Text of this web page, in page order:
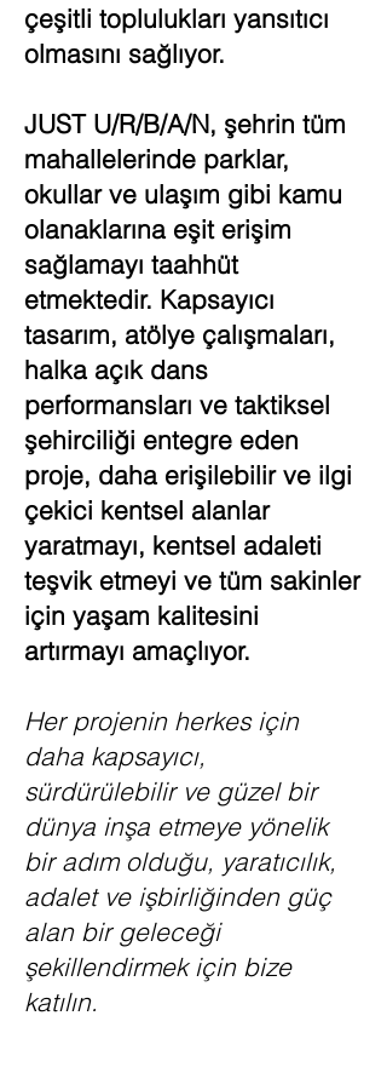
çeşitli toplulukları yansıtıcı
olmasını sağlıyor.
JUST U/R/B/A/N, şehrin tüm
mahallelerinde parklar,
okullar ve ulaşım gibi kamu
olanaklarına eşit erişim
sağlamayı taahhüt
etmektedir. Kapsayıcı
tasarım, atölye çalışmaları,
halka açık dans
performansları ve taktiksel
şehirciliği entegre eden
proje, daha erişilebilir ve ilgi
çekici kentsel alanlar
yaratmayı, kentsel adaleti
teşvik etmeyi ve tüm sakinler
için yaşam kalitesini
artırmayı amaçlıyor.
Her projenin herkes için
daha kapsayıcı,
sürdürülebilir ve güzel bir
dünya inşa etmeye yönelik
bir adım olduğu, yaratıcılık,
adalet ve işbirliğinden güç
alan bir geleceği
şekillendirmek için bize
katılın.